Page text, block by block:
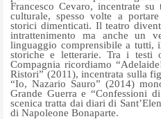
Francesco Cevaro, incentrate
culturale, spesso volte a
storici dimenticati. Il teatro
intrattenimento ma anche un
linguaggio comprensibile a tutti,
storiche e letterarie. Tra i testi
Compagnia ricordiamo
Ristori” (2011), incentrata sulla
“Io, Nazario Sauro” (2014)
Grande Guerra e “Confessioni
scenica tratta dai diari di
di Napoleone Bonaparte.